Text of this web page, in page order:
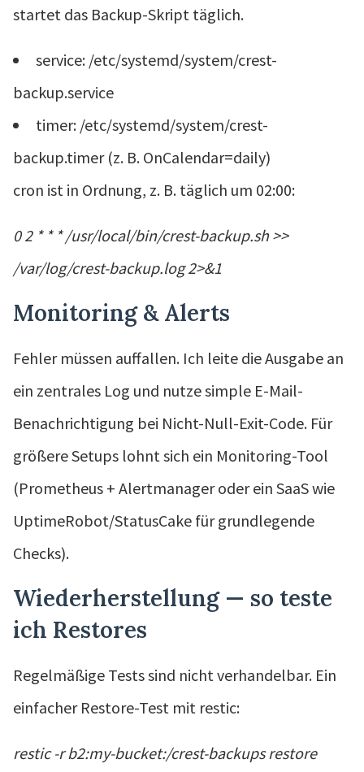
startet das Backup-Skript täglich.
service: /etc/systemd/system/crest-
backup.service
timer: /etc/systemd/system/crest-
backup.timer (z. B. OnCalendar=daily)
cron ist in Ordnung, z. B. täglich um 02:00:
0 2 * * * /usr/local/bin/crest-backup.sh >>
/var/log/crest-backup.log 2>&1
Monitoring & Alerts
Fehler müssen auffallen. Ich leite die Ausgabe an
ein zentrales Log und nutze simple E-Mail-
Benachrichtigung bei Nicht-Null-Exit-Code. Für
größere Setups lohnt sich ein Monitoring-Tool
(Prometheus + Alertmanager oder ein SaaS wie
UptimeRobot/StatusCake für grundlegende
Checks).
Wiederherstellung — so teste
ich Restores
Regelmäßige Tests sind nicht verhandelbar. Ein
einfacher Restore-Test mit restic:
restic -r b2:my-bucket:/crest-backups restore